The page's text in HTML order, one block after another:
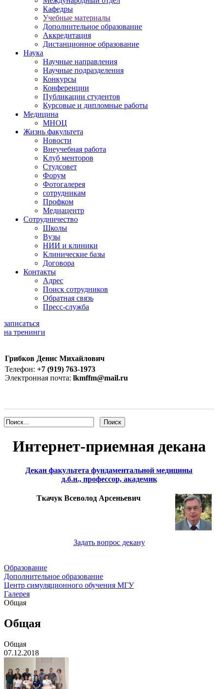
Кафедры
Учебные материалы
Дополнительное образование
Аккредитация
Дистанционное образование
Наука
Научные направления
Научные подразделения
Конкурсы
Конференции
Публикации студентов
Курсовые и дипломные работы
Медицина
МНОЦ
Жизнь факультета
Новости
Внеучебная работа
Клуб менторов
Студсовет
Форум
Фотогалерея
сотрудникам
Профком
Медиацентр
Сотрудничество
Школы
Вузы
НИИ и клиники
Клинические базы
Договора
Контакты
Адрес
Поиск сотрудников
Обратная связь
Пресс-служба
записаться
на тренинги
Грибков Денис Михайлович
Телефон: +7 (919) 763-1973
Электронная почта: lkmffm@mail.ru
Интернет-приемная декана
Декан факультета фундаментальной медицины
д.б.н., профессор, академик
Ткачук Всеволод Арсеньевич
Задать вопрос декану
Образование
Дополнительное образование
Центр симуляционного обучения МГУ
Галерея
Общая
Общая
Общая
07.12.2018